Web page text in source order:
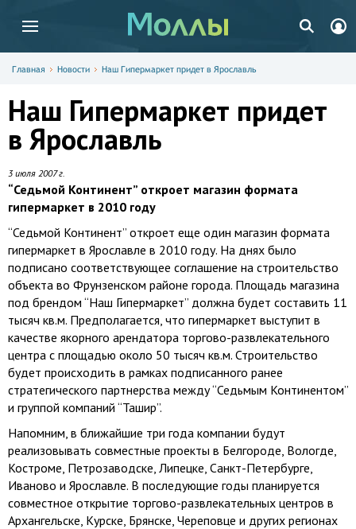
Главная Новости Наш Гипермаркет придет в Ярославль
Наш Гипермаркет придет
в Ярославль
3 июля 2007 г.
“Седьмой Континент” откроет магазин формата
гипермаркет в 2010 году
“Седьмой Континент” откроет еще один магазин формата
гипермаркет в Ярославле в 2010 году. На днях было
подписано соответствующее соглашение на строительство
объекта во Фрунзенском районе города. Площадь магазина
под брендом “Наш Гипермаркет” должна будет составить 11
тысяч кв.м. Предполагается, что гипермаркет выступит в
качестве якорного арендатора торгово-развлекательного
центра с площадью около 50 тысяч кв.м. Строительство
будет происходить в рамках подписанного ранее
стратегического партнерства между “Седьмым Континентом”
и группой компаний “Ташир”.
Напомним, в ближайшие три года компании будут
реализовывать совместные проекты в Белгороде, Вологде,
Костроме, Петрозаводске, Липецке, Санкт-Петербурге,
Иваново и Ярославле. В последующие годы планируется
совместное открытие торгово-развлекательных центров в
Архангельске, Курске, Брянске, Череповце и других регионах